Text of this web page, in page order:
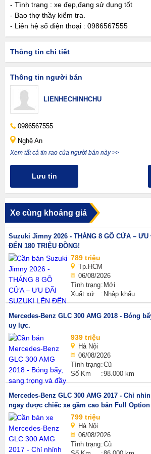
- Tình trạng : xe đẹp,đang sử dụng tốt
- Bao thợ thầy kiểm tra.
- Liên hệ số điện thoại : 0986567555
Thông tin chi tiết
Thông tin người bán
LIENHECHINHCHU
0986567555
Nghệ An
Xem tất cả tin rao của người bán này >>
Lưu tin
Xe cùng khoảng giá
Suzuki Jimny 2026 - THÁNG 8 GÕ CỬA – ƯU
ĐẾN 180 TRIỆU ĐỒNG!
789 triệu
Tp.HCM
06/08/2026
Tình trạng Mới
Xuất xứ
Nhập khẩu
Mercedes-Benz GLC 300 AMG 2018 - Bóng
uy lực.
939 triệu
Hà Nội
06/08/2026
Tình trạng Cũ
Số Km
98.000 km
Mercedes-Benz GLC 300 AMG 2017 - Chỉ
ngay được chiếc xe gầm cao bản Full Option
799 triệu
Hà Nội
06/08/2026
Tình trạng Cũ